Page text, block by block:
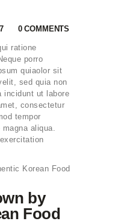
0 COMMENTS
ratione
porro
quiaolor sit
sed quia non
incidunt ut labore
consectetur
tempor
aliqua.
by
Food